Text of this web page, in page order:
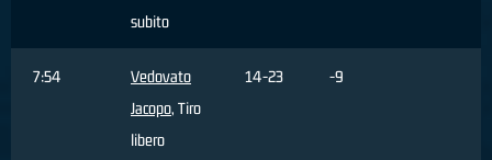
subito
7:54
Vedovato
Jacopo, Tiro
libero
14-23 -9